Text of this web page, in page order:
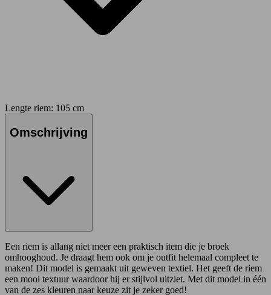
Lengte riem: 105 cm
Omschrijving
Een riem is allang niet meer een praktisch item die je broek
omhooghoud. Je draagt hem ook om je outfit helemaal compleet te
maken! Dit model is gemaakt uit geweven textiel. Het geeft de riem
een mooi textuur waardoor hij er stijlvol uitziet. Met dit model in één
van de zes kleuren naar keuze zit je zeker goed!